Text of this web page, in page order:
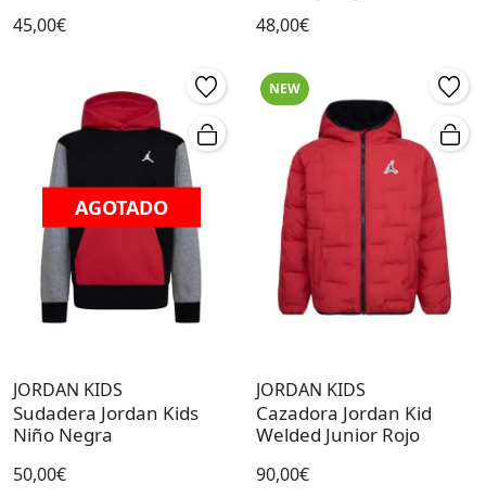
45,00€ 48,00€
AGOTADO
JORDAN KIDS
Sudadera Jordan Kids
Niño Negra
50,00€
NEW
JORDAN KIDS
Cazadora Jordan Kid
Welded Junior Rojo
90,00€